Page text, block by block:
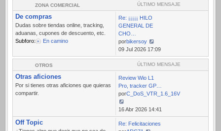
mensaje
ZONA COMERCIAL ÚLTIMO MENSAJE
De compras
Dudas sobre tiendas online, tracking,
aduanas, cupones de descuento, etc.
Subforo:
En camino
Re: ¡¡¡¡¡ HILO
GENERAL DE
CHO…
porbikersoy
Ver
último
mensaje
09 Jul 2026 17:09
OTROS ÚLTIMO MENSAJE
Otras aficiones
Por si tienes otras aficiones que quieras
compartir.
Review Wio L1
Pro, tracker GP…
porC_DoS_VTR_1.6_16V
Ver
último
mensaje
16 Abr 2026 14:41
Off Topic
Re: Felicitaciones